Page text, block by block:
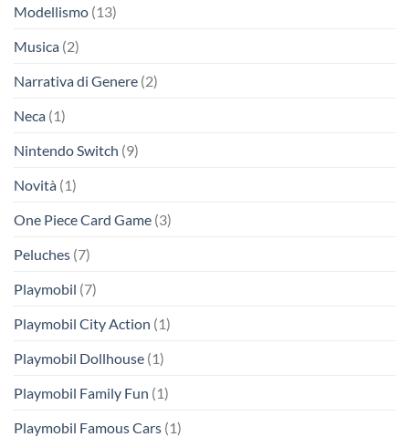
Modellismo (13)
Musica (2)
Narrativa di Genere (2)
Neca (1)
Nintendo Switch (9)
Novità (1)
One Piece Card Game (3)
Peluches (7)
Playmobil (7)
Playmobil City Action (1)
Playmobil Dollhouse (1)
Playmobil Family Fun (1)
Playmobil Famous Cars (1)